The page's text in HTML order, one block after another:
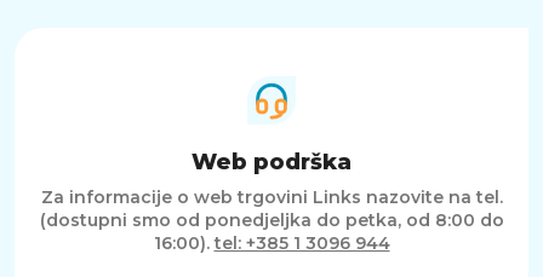
Web podrška
Za informacije o web trgovini Links nazovite na tel.
(dostupni smo od ponedjeljka do petka, od 8:00 do
16:00).tel: +385 1 3096 944